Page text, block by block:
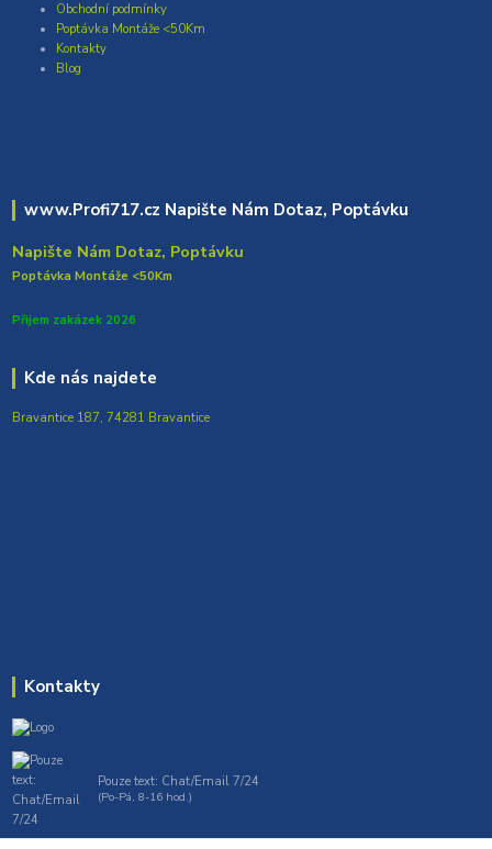
Obchodní podmínky
Poptávka Montáže <50Km
Kontakty
Blog
www.Profi717.cz Napište Nám Dotaz, Poptávku
Napište Nám Dotaz, Poptávku
Poptávka Montáže <50Km
Přijem zakázek 2026
Kde nás najdete
Bravantice 187, 74281 Bravantice
Kontakty
Pouze text: Chat/Email 7/24
(Po-Pá, 8-16 hod.)